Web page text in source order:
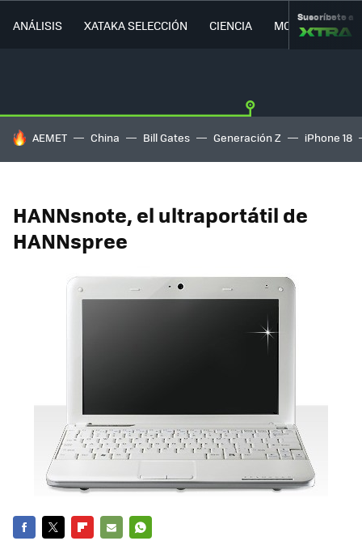
ANÁLISIS XATAKA SELECCIÓN CIENCIA MOVILIDAD
Suscríbete a
HOY SE HABLA DE
AEMET China Bill Gates Generación Z iPhone 18
HANNsnote, el ultraportátil de
HANNspree